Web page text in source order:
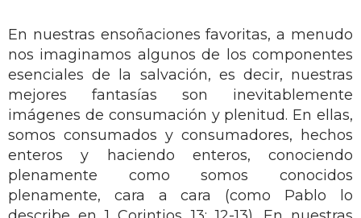
En nuestras ensoñaciones favoritas, a menudo
nos imaginamos algunos de los componentes
esenciales de la salvación, es decir, nuestras
mejores fantasías son inevitablemente
imágenes de consumación y plenitud. En ellas,
somos consumados y consumadores, hechos
enteros y haciendo enteros, conociendo
plenamente como somos conocidos
plenamente, cara a cara (como Pablo lo